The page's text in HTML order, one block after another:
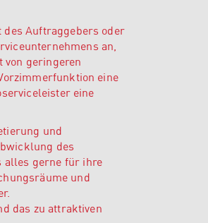
des Auftraggebers oder
an,
von geringeren
eine
eine
und
des
alles gerne für ihre
und
das zu attraktiven